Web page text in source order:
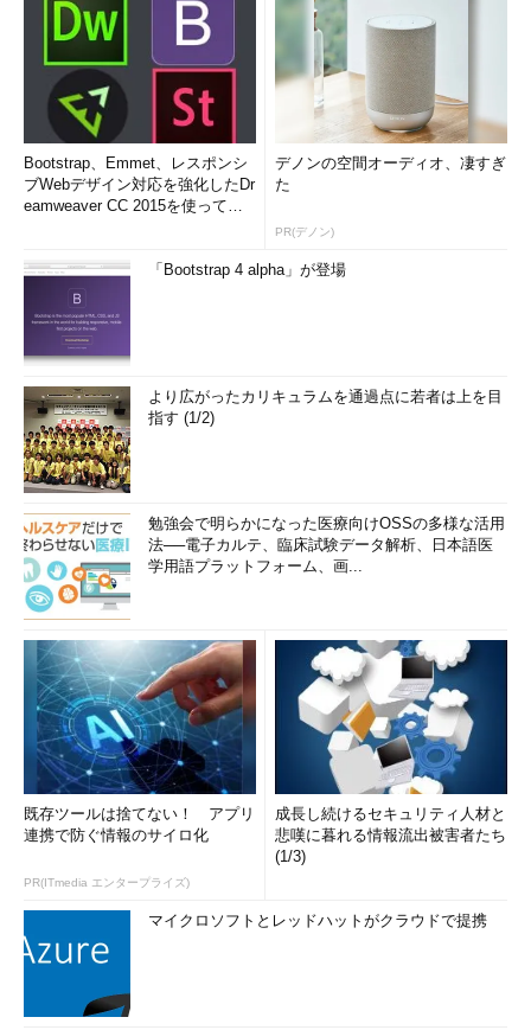
Bootstrap、Emmet、レスポンシ
ブWebデザイン対応を強化したDr
eamweaver CC 2015を使って
デノンの空間オーディオ、凄すぎ
た
PR(デノン)
「Bootstrap 4 alpha」が登場
より広がったカリキュラムを通過点に若者は上を目
指す (1/2)
勉強会で明らかになった医療向けOSSの多様な活用
法──電子カルテ、臨床試験データ解析、日本語医
学用語プラットフォーム、画...
既存ツールは捨てない！ アプリ
連携で防ぐ情報のサイロ化
PR(ITmedia エンタープライズ)
成長し続けるセキュリティ人材と
悲嘆に暮れる情報流出被害者たち
(1/3)
マイクロソフトとレッドハットがクラウドで提携